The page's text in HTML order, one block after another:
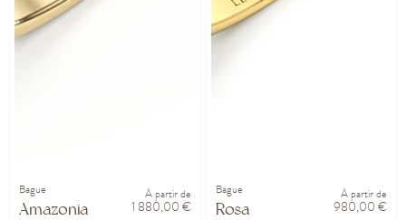
Bague
Amazonia
À partir de
1 880,00 €
Bague
Rosa
À partir de
980,00 €